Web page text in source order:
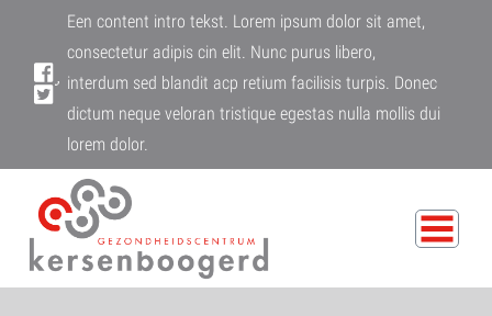
Een content intro tekst. Lorem ipsum dolor sit amet,
consectetur adipis cin elit. Nunc purus libero,
interdum sed blandit acp retium facilisis turpis. Donec
dictum neque veloran tristique egestas nulla mollis dui
lorem dolor.